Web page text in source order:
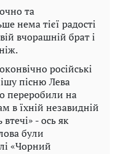
та
нема тієї радості
вчорашній брат і
російські
пісню Лева
переробили на
в їхній незавидній
- ось як
були
«Чорний